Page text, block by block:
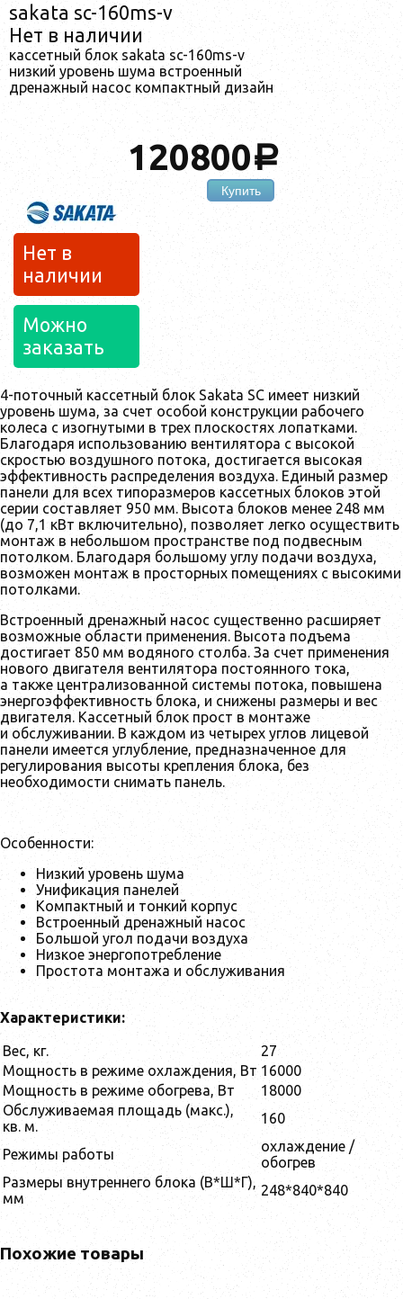
sakata sc-160ms-v
Нет в наличии
кассетный блок sakata sc-160ms-v
низкий уровень шума встроенный
дренажный насос компактный дизайн
120800a
Купить
Нет в
наличии
Можно
заказать
4-поточный кассетный блок Sakata SC имеет низкий
уровень шума, за счет особой конструкции рабочего
колеса с изогнутыми в трех плоскостях лопатками.
Благодаря использованию вентилятора с высокой
скростью воздушного потока, достигается высокая
эффективность распределения воздуха. Единый размер
панели для всех типоразмеров кассетных блоков этой
серии составляет 950 мм. Высота блоков менее 248 мм
(до 7,1 кВт включительно), позволяет легко осуществить
монтаж в небольшом пространстве под подвесным
потолком. Благодаря большому углу подачи воздуха,
возможен монтаж в просторных помещениях с высокими
потолками.
Встроенный дренажный насос существенно расширяет
возможные области применения. Высота подъема
достигает 850 мм водяного столба. За счет применения
нового двигателя вентилятора постоянного тока,
а также централизованной системы потока, повышена
энергоэффективность блока, и снижены размеры и вес
двигателя. Кассетный блок прост в монтаже
и обслуживании. В каждом из четырех углов лицевой
панели имеется углубление, предназначенное для
регулирования высоты крепления блока, без
необходимости снимать панель.
Особенности:
Низкий уровень шума
Унификация панелей
Компактный и тонкий корпус
Встроенный дренажный насос
Большой угол подачи воздуха
Низкое энергопотребление
Простота монтажа и обслуживания
Характеристики:
Вес, кг.
27
Мощность в режиме охлаждения, Вт 16000
Мощность в режиме обогрева, Вт
18000
Обслуживаемая площадь (макс.),
кв. м.
160
Режимы работы
охлаждение /
обогрев
Размеры внутреннего блока (В*Ш*Г),
мм
248*840*840
Похожие товары